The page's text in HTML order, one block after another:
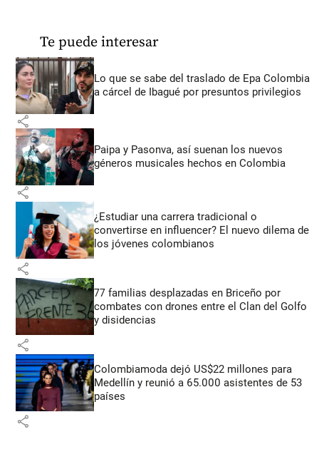
Te puede interesar
Lo que se sabe del traslado de Epa Colombia
a cárcel de Ibagué por presuntos privilegios
share
Paipa y Pasonva, así suenan los nuevos
géneros musicales hechos en Colombia
share
¿Estudiar una carrera tradicional o
convertirse en influencer? El nuevo dilema de
los jóvenes colombianos
share
77 familias desplazadas en Briceño por
combates con drones entre el Clan del Golfo
y disidencias
share
Colombiamoda dejó US$22 millones para
Medellín y reunió a 65.000 asistentes de 53
países
share